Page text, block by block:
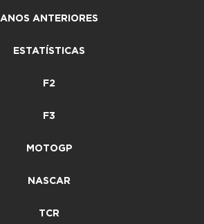
ANOS ANTERIORES
ESTATÍSTICAS
F2
F3
MOTOGP
NASCAR
TCR